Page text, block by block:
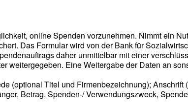
online Spenden vorzunehmen. Nimmt ein
Das Formular wird von der Bank für
daher unmittelbar mit einer
weitergegeben. Eine Weitergabe der Daten an
(optional Titel und Firmenbezeichnung);
Betrag, Spenden-/ Verwendungszweck,